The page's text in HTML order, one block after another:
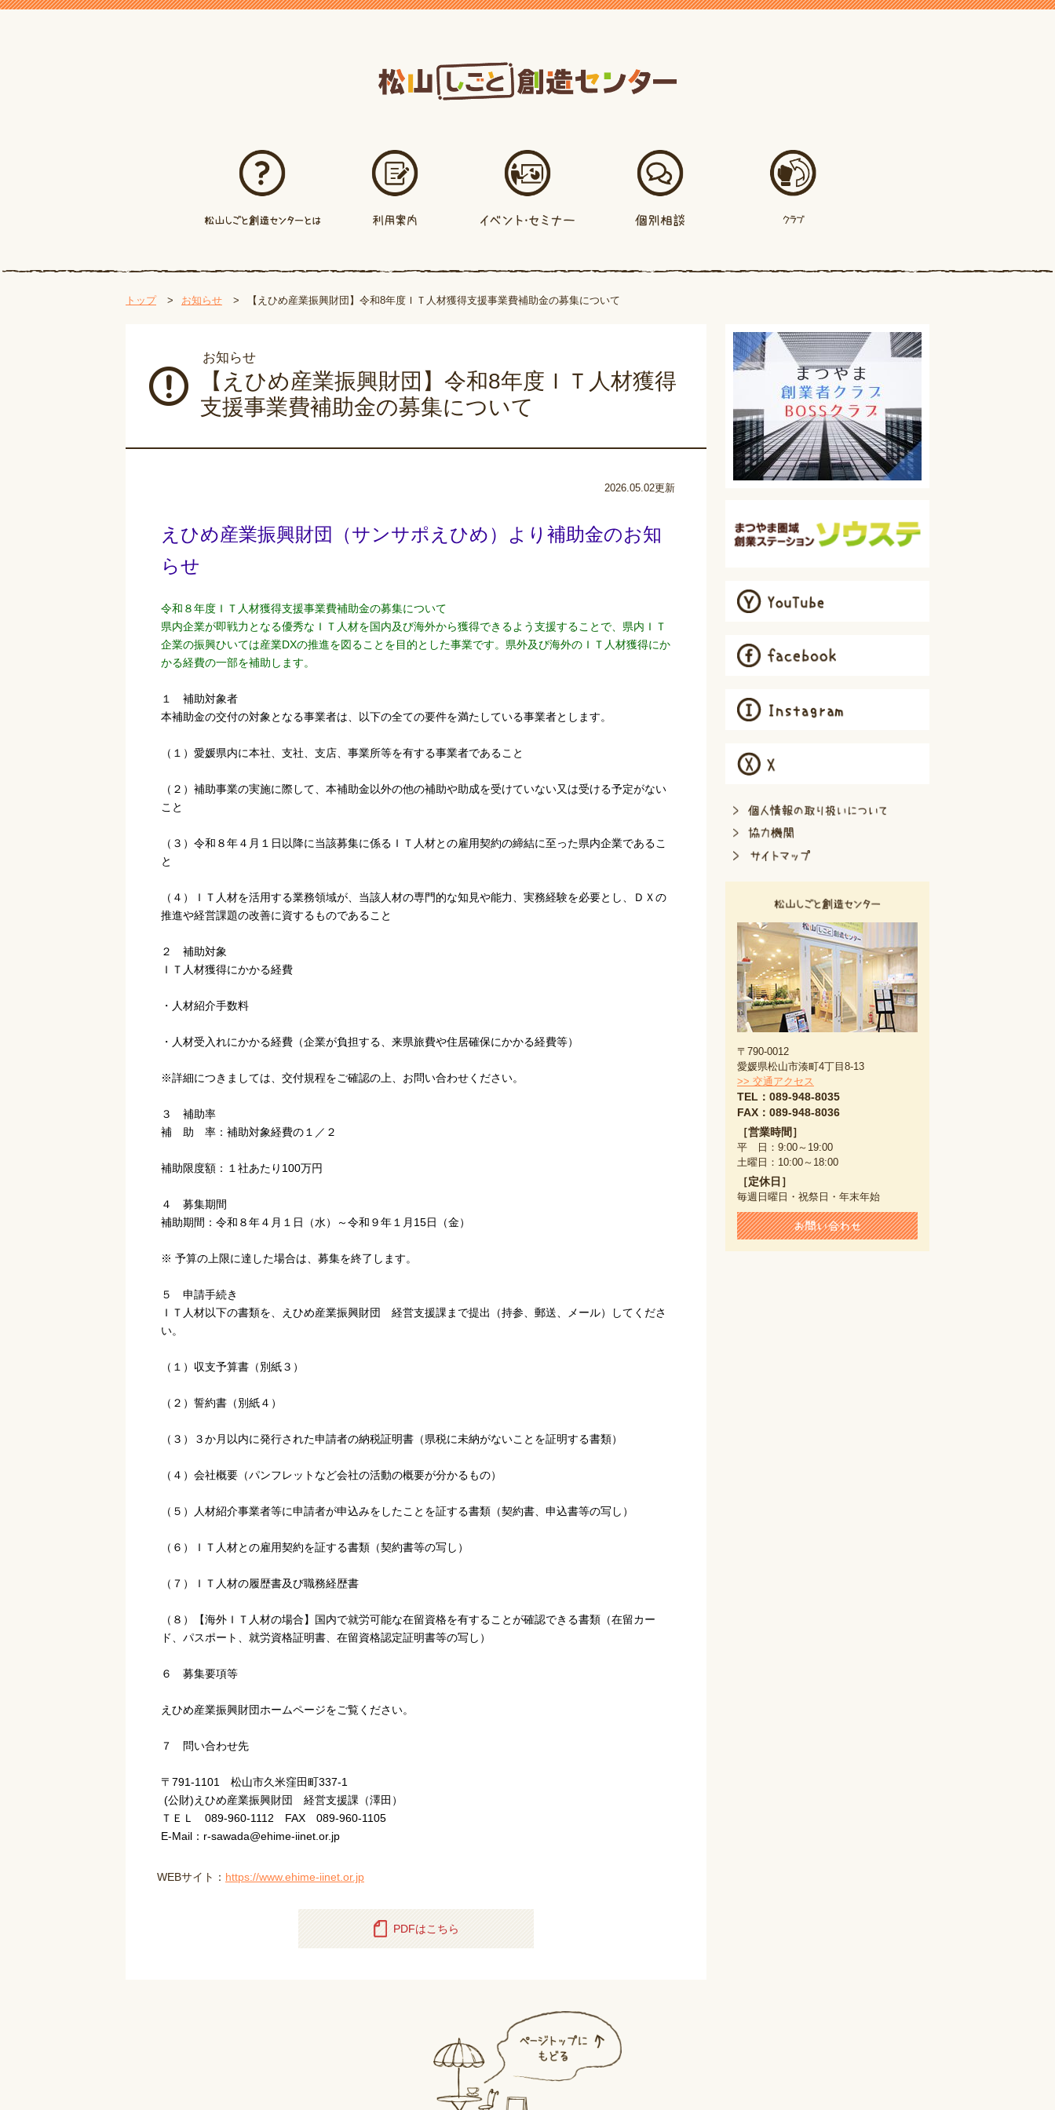
トップ お知らせ 【えひめ産業振興財団】令和8年度ＩＴ人材獲得支援事業費補助金の募集について
お知らせ
【えひめ産業振興財団】令和8年度ＩＴ人材獲得
支援事業費補助金の募集について
2026.05.02更新
えひめ産業振興財団（サンサポえひめ）より補助金のお知
らせ
令和８年度ＩＴ人材獲得支援事業費補助金の募集について
県内企業が即戦力となる優秀なＩＴ人材を国内及び海外から獲得できるよう支援することで、県内ＩＴ
企業の振興ひいては産業DXの推進を図ることを目的とした事業です。県外及び海外のＩＴ人材獲得にか
かる経費の一部を補助します。
１ 補助対象者
本補助金の交付の対象となる事業者は、以下の全ての要件を満たしている事業者とします。
（１）愛媛県内に本社、支社、支店、事業所等を有する事業者であること
（２）補助事業の実施に際して、本補助金以外の他の補助や助成を受けていない又は受ける予定がない
こと
（３）令和８年４月１日以降に当該募集に係るＩＴ人材との雇用契約の締結に至った県内企業であるこ
と
（４）ＩＴ人材を活用する業務領域が、当該人材の専門的な知見や能力、実務経験を必要とし、ＤＸの
推進や経営課題の改善に資するものであること
２ 補助対象
ＩＴ人材獲得にかかる経費
・人材紹介手数料
・人材受入れにかかる経費（企業が負担する、来県旅費や住居確保にかかる経費等）
※詳細につきましては、交付規程をご確認の上、お問い合わせください。
３ 補助率
補 助 率：補助対象経費の１／２
補助限度額：１社あたり100万円
４ 募集期間
補助期間：令和８年４月１日（水）～令和９年１月15日（金）
※ 予算の上限に達した場合は、募集を終了します。
５ 申請手続き
ＩＴ人材以下の書類を、えひめ産業振興財団 経営支援課まで提出（持参、郵送、メール）してくださ
い。
（１）収支予算書（別紙３）
（２）誓約書（別紙４）
（３）３か月以内に発行された申請者の納税証明書（県税に未納がないことを証明する書類）
（４）会社概要（パンフレットなど会社の活動の概要が分かるもの）
（５）人材紹介事業者等に申請者が申込みをしたことを証する書類（契約書、申込書等の写し）
（６）ＩＴ人材との雇用契約を証する書類（契約書等の写し）
（７）ＩＴ人材の履歴書及び職務経歴書
（８）【海外ＩＴ人材の場合】国内で就労可能な在留資格を有することが確認できる書類（在留カー
ド、パスポート、就労資格証明書、在留資格認定証明書等の写し）
６ 募集要項等
えひめ産業振興財団ホームページをご覧ください。
７ 問い合わせ先
〒791-1101 松山市久米窪田町337-1
(公財)えひめ産業振興財団 経営支援課（澤田）
ＴＥＬ 089-960-1112 FAX 089-960-1105
E-Mail：r-sawada@ehime-iinet.or.jp
WEBサイト： https://www.ehime-iinet.or.jp
PDFはこちら
〒790-0012
愛媛県松山市湊町4丁目8-13
>> 交通アクセス
TEL：089-948-8035
FAX：089-948-8036
［営業時間］
平 日：9:00～19:00
土曜日：10:00～18:00
［定休日］
毎週日曜日・祝祭日・年末年始